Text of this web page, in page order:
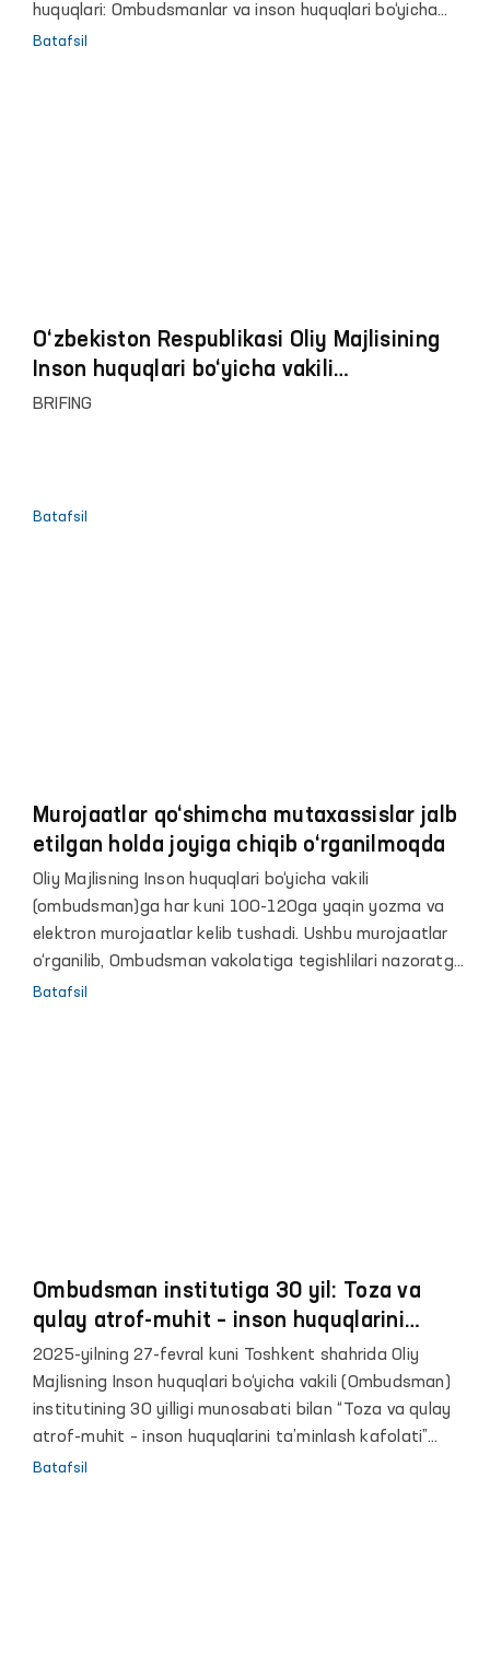
huquqlari: Ombudsmanlar va inson huquqlari bo‘yicha
milliy institutlarining roli” mavzusidagi xalqaro
Batafsil
O‘zbekiston Respublikasi Oliy Majlisining
Inson huquqlari bo‘yicha vakili
(ombudsman)ga 2024 yilning 9 oyligida
BRIFING
Batafsil
Murojaatlar qo‘shimcha mutaxassislar jalb
etilgan holda joyiga chiqib o‘rganilmoqda
Oliy Majlisning Inson huquqlari bo‘yicha vakili
(ombudsman)ga har kuni 100-120ga yaqin yozma va
elektron murojaatlar kelib tushadi. Ushbu murojaatlar
o‘rganilib, Ombudsman vakolatiga tegishlilari nazoratga
olinadi. Nazoratga olinmagan murojaatlar mazmunidan
Batafsil
Ombudsman institutiga 30 yil: Toza va
qulay atrof-muhit – inson huquqlarini
ta’minlash kafolati
2025-yilning 27-fevral kuni Toshkent shahrida Oliy
Majlisning Inson huquqlari bo‘yicha vakili (Ombudsman)
institutining 30 yilligi munosabati bilan “Toza va qulay
atrof-muhit – inson huquqlarini ta’minlash kafolati”
mavzusida xalqaro konferensiya o‘tkazildi.
Batafsil